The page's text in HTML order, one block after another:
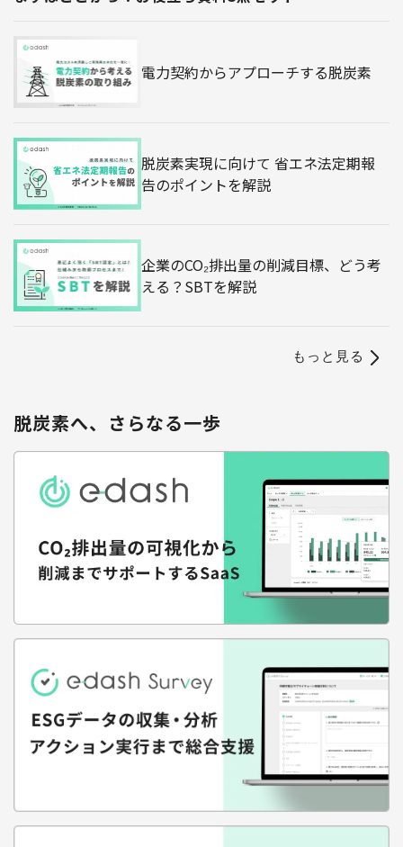
電力契約からアプローチする脱炭素
脱炭素実現に向けて 省エネ法定期報
告のポイントを解説
企業のCO₂排出量の削減目標、どう考
える？SBTを解説
もっと見る
脱炭素へ、さらなる一歩